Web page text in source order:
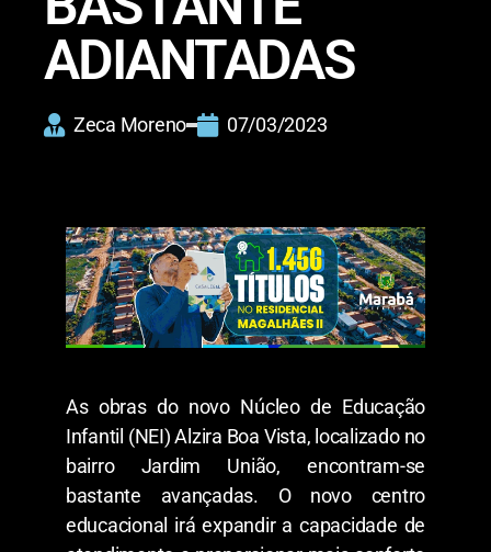
ADIANTADAS
Zeca Moreno 07/03/2023
As obras do novo Núcleo de Educação
Infantil (NEI) Alzira Boa Vista, localizado no
bairro Jardim União, encontram-se
bastante avançadas. O novo centro
educacional irá expandir a capacidade de